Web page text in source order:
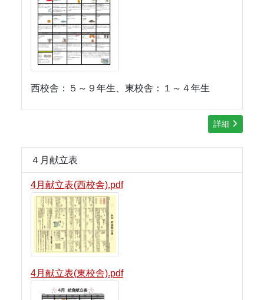
西校舎：５～９年生、東校舎：１～４年生
詳細
４月献立表
4月献立表(西校舎).pdf
4月献立表(東校舎).pdf